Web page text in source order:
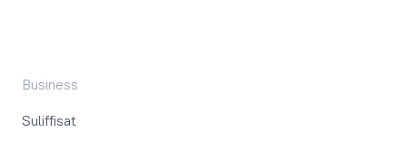
Business
Suliffisat